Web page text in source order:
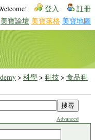
登入 註冊
美寶論壇 美寶落格 美寶地圖
> 科學> 科技> 食品科
Advanced